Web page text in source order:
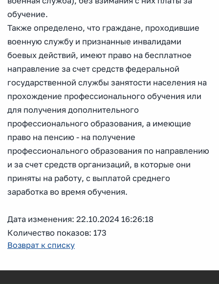
обучение.
Также определено, что граждане, проходившие
военную службу и признанные инвалидами
боевых действий, имеют право на бесплатное
направление за счет средств федеральной
государственной службы занятости населения на
прохождение профессионального обучения или
для получения дополнительного
профессионального образования, а имеющие
право на пенсию - на получение
профессионального образования по направлению
и за счет средств организаций, в которые они
приняты на работу, с выплатой среднего
заработка во время обучения.
Дата изменения: 22.10.2024 16:26:18
Количество показов: 173
Возврат к списку